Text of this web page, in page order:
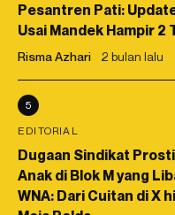
Pesantren Pati:
Usai Mandek Hampir 2
Risma Azhari 2 bulan lalu
5
EDITORIAL
Dugaan Sindikat
Anak di Blok M yang
WNA: Dari Cuitan di X